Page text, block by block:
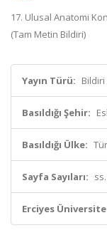
17. Ulusal Anatomi
(Tam Metin Bildiri)
Yayın Türü:
Basıldığı Şehir:
Basıldığı Ülke:
Sayfa Sayıları:
Erciyes